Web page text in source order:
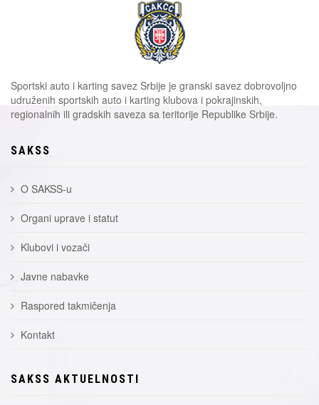
Sportski auto i karting savez Srbije je granski savez dobrovoljno
udruženih sportskih auto i karting klubova i pokrajinskih,
regionalnih ili gradskih saveza sa teritorije Republike Srbije.
SAKSS
O SAKSS-u
Organi uprave i statut
Klubovi i vozači
Javne nabavke
Raspored takmičenja
Kontakt
SAKSS AKTUELNOSTI